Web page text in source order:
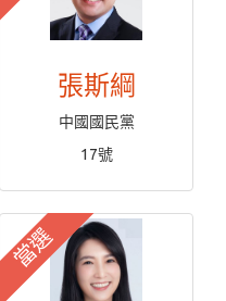
張斯綱
中國國民黨
17號
當選